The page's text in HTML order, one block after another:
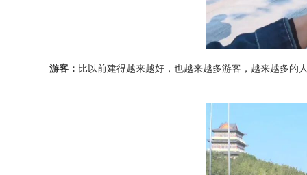
游客： 比以前建得越来越好，也越来越多游客，越来越多的